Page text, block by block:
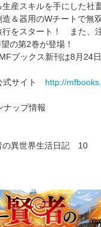
産スキルを手にした社
＆器用のWチートで無
行をスタート！ また、
の第2巻が登場！
ブックス新刊は8月24日
式サイト http://
ナップ情報
の異世界生活日記 10